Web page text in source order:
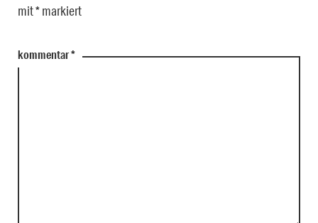
mit*markiert
kommentar*